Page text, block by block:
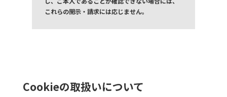
これらの開示・請求には応じません。
Cookieの取扱いについて